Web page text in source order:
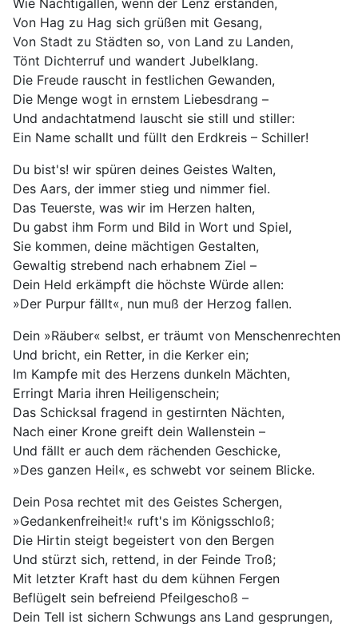
Wie Nachtigallen, wenn der Lenz erstanden,
Von Hag zu Hag sich grüßen mit Gesang,
Von Stadt zu Städten so, von Land zu Landen,
Tönt Dichterruf und wandert Jubelklang.
Die Freude rauscht in festlichen Gewanden,
Die Menge wogt in ernstem Liebesdrang –
Und andachtatmend lauscht sie still und stiller:
Ein Name schallt und füllt den Erdkreis – Schiller!
Du bist's! wir spüren deines Geistes Walten,
Des Aars, der immer stieg und nimmer fiel.
Das Teuerste, was wir im Herzen halten,
Du gabst ihm Form und Bild in Wort und Spiel,
Sie kommen, deine mächtigen Gestalten,
Gewaltig strebend nach erhabnem Ziel –
Dein Held erkämpft die höchste Würde allen:
»Der Purpur fällt«, nun muß der Herzog fallen.
Dein »Räuber« selbst, er träumt von Menschenrechten
Und bricht, ein Retter, in die Kerker ein;
Im Kampfe mit des Herzens dunkeln Mächten,
Erringt Maria ihren Heiligenschein;
Das Schicksal fragend in gestirnten Nächten,
Nach einer Krone greift dein Wallenstein –
Und fällt er auch dem rächenden Geschicke,
»Des ganzen Heil«, es schwebt vor seinem Blicke.
Dein Posa rechtet mit des Geistes Schergen,
»Gedankenfreiheit!« ruft's im Königsschloß;
Die Hirtin steigt begeistert von den Bergen
Und stürzt sich, rettend, in der Feinde Troß;
Mit letzter Kraft hast du dem kühnen Fergen
Beflügelt sein befreiend Pfeilgeschoß –
Dein Tell ist sichern Schwungs ans Land gesprungen,